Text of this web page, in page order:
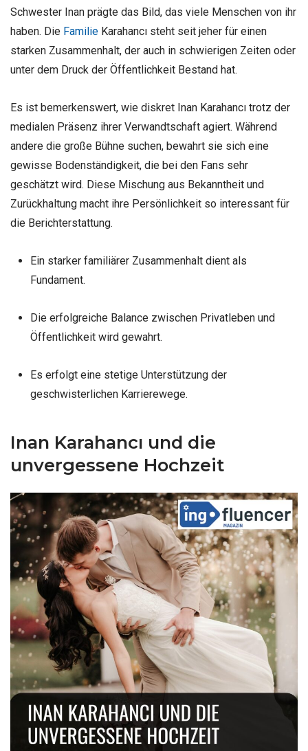
Schwester Inan prägte das Bild, das viele Menschen von ihr
haben. Die Familie Karahancı steht seit jeher für einen
starken Zusammenhalt, der auch in schwierigen Zeiten oder
unter dem Druck der Öffentlichkeit Bestand hat.
Es ist bemerkenswert, wie diskret Inan Karahancı trotz der
medialen Präsenz ihrer Verwandtschaft agiert. Während
andere die große Bühne suchen, bewahrt sie sich eine
gewisse Bodenständigkeit, die bei den Fans sehr
geschätzt wird. Diese Mischung aus Bekanntheit und
Zurückhaltung macht ihre Persönlichkeit so interessant für
die Berichterstattung.
Ein starker familiärer Zusammenhalt dient als
Fundament.
Die erfolgreiche Balance zwischen Privatleben und
Öffentlichkeit wird gewahrt.
Es erfolgt eine stetige Unterstützung der
geschwisterlichen Karrierewege.
Inan Karahancı und die
unvergessene Hochzeit